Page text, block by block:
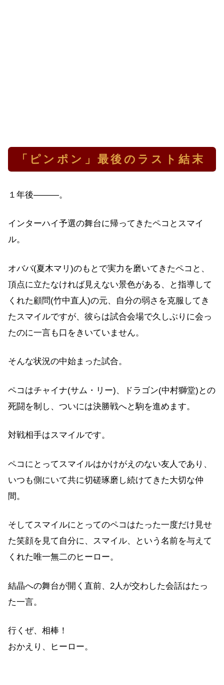
「ピンポン」最後のラスト結末
１年後―――。
インターハイ予選の舞台に帰ってきたペコとスマイ
ル。
オババ(夏木マリ)のもとで実力を磨いてきたペコと、
頂点に立たなければ見えない景色がある、と指導して
くれた顧問(竹中直人)の元、自分の弱さを克服してき
たスマイルですが、彼らは試合会場で久しぶりに会っ
たのに一言も口をきいていません。
そんな状況の中始まった試合。
ペコはチャイナ(サム・リー)、ドラゴン(中村獅堂)との
死闘を制し、ついには決勝戦へと駒を進めます。
対戦相手はスマイルです。
ペコにとってスマイルはかけがえのない友人であり、
いつも側にいて共に切磋琢磨し続けてきた大切な仲
間。
そしてスマイルにとってのペコはたった一度だけ見せ
た笑顔を見て自分に、スマイル、という名前を与えて
くれた唯一無二のヒーロー。
結晶への舞台が開く直前、2人が交わした会話はたっ
た一言。
行くぜ、相棒！
おかえり、ヒーロー。